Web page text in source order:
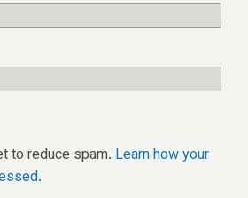
to reduce spam. Learn how your